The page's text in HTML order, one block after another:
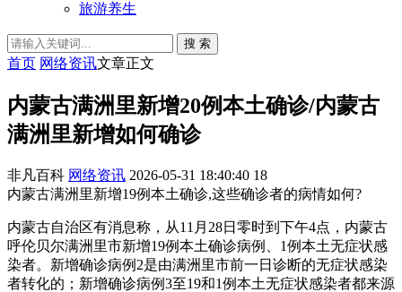
旅游养生
搜 索
首页 网络资讯文章正文
内蒙古满洲里新增20例本土确诊/内蒙古
满洲里新增如何确诊
非凡百科 网络资讯 2026-05-31 18:40:40 18
内蒙古满洲里新增19例本土确诊,这些确诊者的病情如何?
内蒙古自治区有消息称，从11月28日零时到下午4点，内蒙古
呼伦贝尔满洲里市新增19例本土确诊病例、1例本土无症状感
染者。新增确诊病例2是由满洲里市前一日诊断的无症状感染
者转化的；新增确诊病例3至19和1例本土无症状感染者都来源